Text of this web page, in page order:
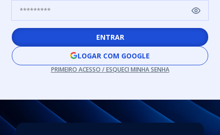
ENTRAR
LOGAR COM GOOGLE
PRIMEIRO ACESSO / ESQUECI MINHA SENHA